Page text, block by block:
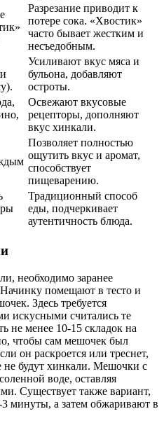
Разрезание приводит к
потере сока. «Хвостик»
часто бывает жестким и
несъедобным.
Усиливают вкус мяса и
бульона, добавляют
остроты.
Освежают вкусовые
рецепторы, дополняют
вкус хинкали.
Позволяет полностью
ощутить вкус и аромат,
способствует
пищеварению.
Традиционный способ
еды, подчеркивает
аутентичность блюда.
необходимо заранее
помещают в тесто и
Здесь требуется
искусными считались те
не менее 10-15 складок на
чтобы сам мешочек был
он раскроется или треснет,
не будут хинкали. Мешочки с
воде, оставляя
Существует также вариант,
минуты, а затем обжаривают в